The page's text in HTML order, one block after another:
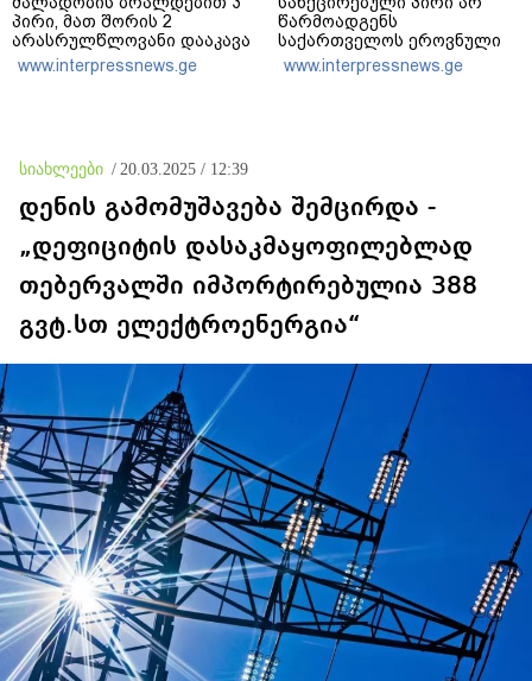
პირი, მათ შორის 2
არასრულწლოვანი დააკავა
- კიდევ 2 პირის დაკავების
მიზნით კი შესაბამისი
www.interpressnews.ge
წარმოადგენს
საქართველოს ეროვნული
ბანკის რეგულირებულ
www.interpressnews.ge
სიახლეები / 20.03.2025 / 12:39
დენის გამომუშავება შემცირდა -
„დეფიციტის დასაკმაყოფილებლად
თებერვალში იმპორტირებულია 388
გვტ.სთ ელექტროენერგია“